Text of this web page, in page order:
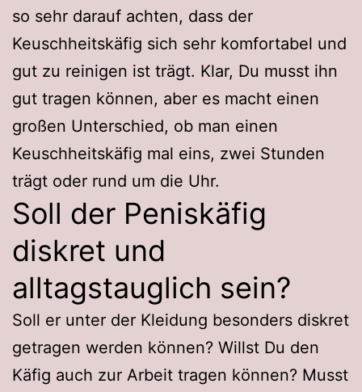
so sehr darauf achten, dass der
Keuschheitskäfig sich sehr komfortabel und
gut zu reinigen ist trägt. Klar, Du musst ihn
gut tragen können, aber es macht einen
großen Unterschied, ob man einen
Keuschheitskäfig mal eins, zwei Stunden
trägt oder rund um die Uhr.
Soll der Peniskäfig
diskret und
alltagstauglich sein?
Soll er unter der Kleidung besonders diskret
getragen werden können? Willst Du den
Käfig auch zur Arbeit tragen können? Musst